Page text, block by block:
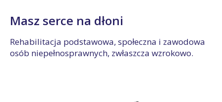
Masz serce na dłoni
Rehabilitacja podstawowa, społeczna i zawodowa
osób niepełnosprawnych, zwłaszcza wzrokowo.